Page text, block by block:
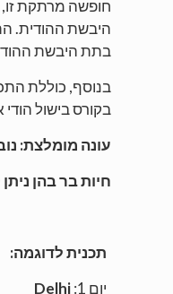
חופשה מרתקת זו,
היבשת ההודית.
בתת היבשת
בנוסף, כוללת
בקורס בישול הודי
עונה מומלצת:
חיות בר בהן
תכנית לדוגמה:
יום 1:
Delhi